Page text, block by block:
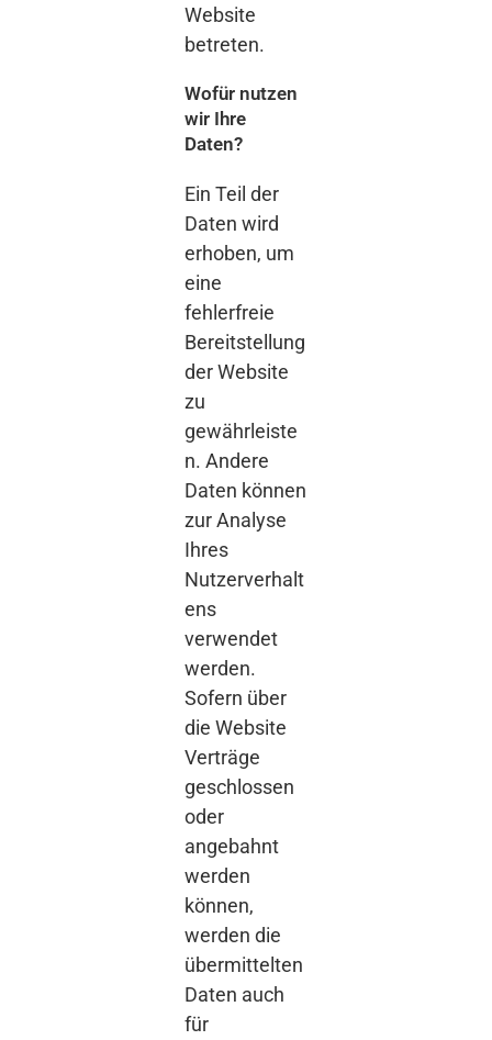
Website
betreten.
Wofür nutzen
wir Ihre
Daten?
Ein Teil der
Daten wird
erhoben, um
eine
fehlerfreie
Bereitstellung
der Website
zu
gewährleiste
n. Andere
Daten können
zur Analyse
Ihres
Nutzerverhalt
ens
verwendet
werden.
Sofern über
die Website
Verträge
geschlossen
oder
angebahnt
werden
können,
werden die
übermittelten
Daten auch
für